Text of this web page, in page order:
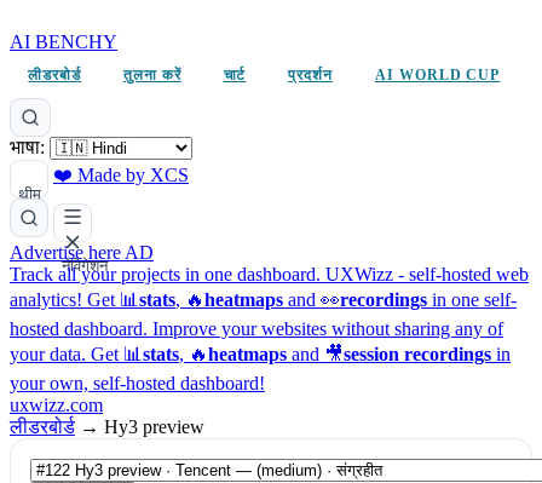
AI BENCHY
लीडरबोर्ड तुलना करें चार्ट प्रदर्शन AI WORLD CUP
भाषा:
थीम
❤️ Made by XCS
नेविगेशन
Advertise here AD
Track all your projects in one dashboard. UXWizz - self-hosted web
analytics! Get 📊 stats, 🔥heatmaps and 👀recordings in one self-
hosted dashboard. Improve your websites without sharing any of
your data. Get 📊 stats, 🔥heatmaps and 🎥session recordings in
your own, self-hosted dashboard!
uxwizz.com
लीडरबोर्ड → Hy3 preview